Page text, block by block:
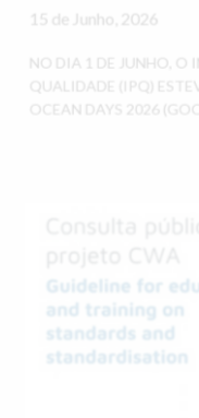
15 de Junho, 2026
NO DIA 1 DE JUNHO, O
QUALIDADE (IPQ)
OCEAN DAYS 2026